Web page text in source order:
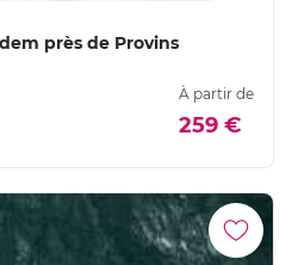
près de Provins
À partir de
259 €